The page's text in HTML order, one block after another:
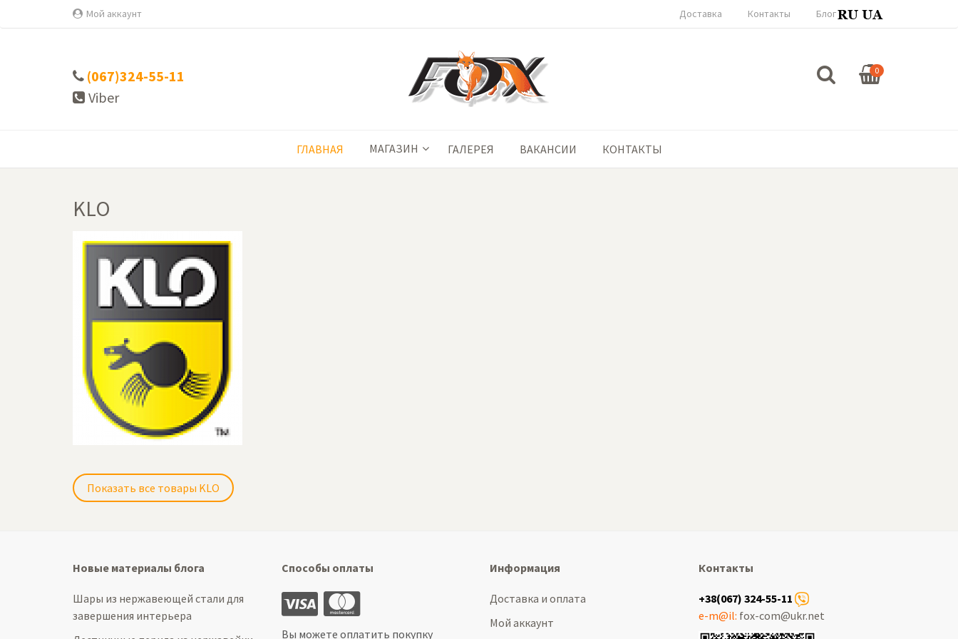
Мой аккаунт Доставка Контакты Блог
(067)324-55-11
Viber
0
ГЛАВНАЯ МАГАЗИН ГАЛЕРЕЯ ВАКАНСИИ КОНТАКТЫ
KLO
Показать все товары KLO
Новые материалы блога
Шары из нержавеющей стали для
завершения интерьера
Способы оплаты
Вы можете оплатить покупку
Информация
Доставка и оплата
Мой аккаунт
Контакты
+38(067) 324-55-11
e-m@il: fox-com@ukr.net